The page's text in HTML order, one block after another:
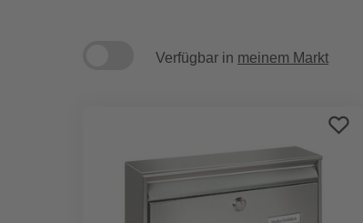
Verfügbar in meinem Markt